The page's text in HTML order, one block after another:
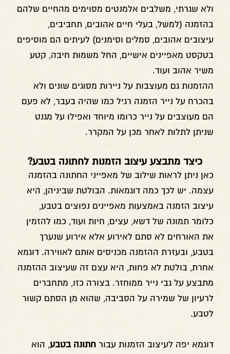
ולא שגרתי, משלבים אלמנטים מסוימים מהחיים שלהם
בהזמנה (למשל, בעלי חיים אהובים, תחביבים,
עיצובים אהובים, סמלים וסימנים) לעיתים הם מוסיפים
בטקסט מאפיינים אישיים, החל משמות חיבה, קטע
משיר אהוב ועוד.
ההזמנות גם מעוצבות על ניירות מסוגים שונים ולא
בהכרח על נייר הזמנה רגיל כמו שהיה בעבר, לא פעם
הם מעוצבים על נייר כרומו מיוחד ואפילו על מגנט
שניתן לתלות לאחר מכן על המקרר.
כיצד מתבצע עיצוב הזמנות לחתונה בטבע?
כאן ניתן לראות שילוב של מאפייני החתונה בהזמנה
עצמה. יש לכך כמה דוגמאות. הבולטת שביניהן, היא
עיצוב הזמנה באמצעות מאפיינים נפוצים בטבע,
כלומר תמונה של דשא, עצים, חיות ועוד, כמו להזמין
את האורחים לא סתם לאירוע אלא אירוע שנערך
בטבע, ובעזרת ההזמנה מכניסים אותם לאווירה. דוגמא
אחרת, בולטת לא פחות, היא עצם זה שעיצוב ההזמנה
מתבצע על גבי נייר ממוחזר. בצורה כזו, מתחברים
לרעיון של שמירה על הסביבה, שהוא מן הסתם קשור
לטבע.
דוגמא יפה לעיצוב הזמנות עבורחתונה בטבע, הוא